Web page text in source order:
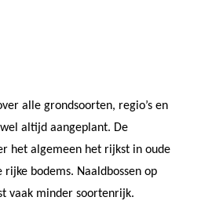
alle grondsoorten, regio’s en
altijd aangeplant. De
het algemeen het rijkst in oude
rijke bodems. Naaldbossen op
vaak minder soortenrijk.